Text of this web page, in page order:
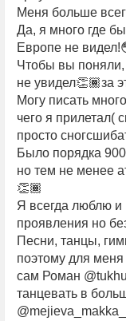
Меня больше
Да, я много где
Европе не
Чтобы вы поняли,
не увидел👏🏾за
Могу писать
чего я прилетал(
просто
Было порядка 900
но тем не менее
👏🏾
Я всегда люблю и
проявления но
Песни, танцы,
поэтому для
сам Роман
танцевать в